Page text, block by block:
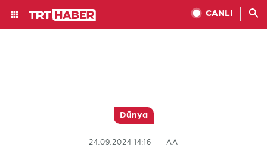
CANLI
Dünya
AA
24.09.2024 14:16